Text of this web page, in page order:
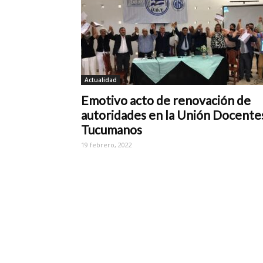
Actualidad
Emotivo acto de renovación de
autoridades en la Unión
Tucumanos
19 febrero, 2022